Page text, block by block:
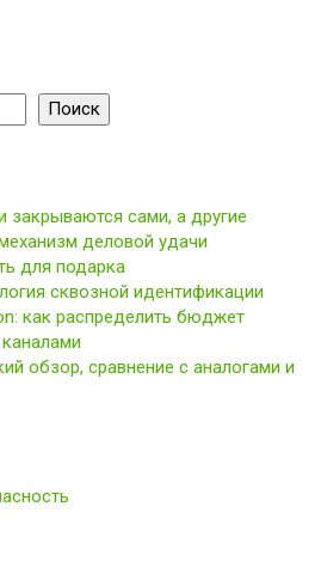
Поиск
закрываются сами, а другие
деловой удачи
для подарка
сквозной идентификации
как распределить бюджет
обзор, сравнение с аналогами и